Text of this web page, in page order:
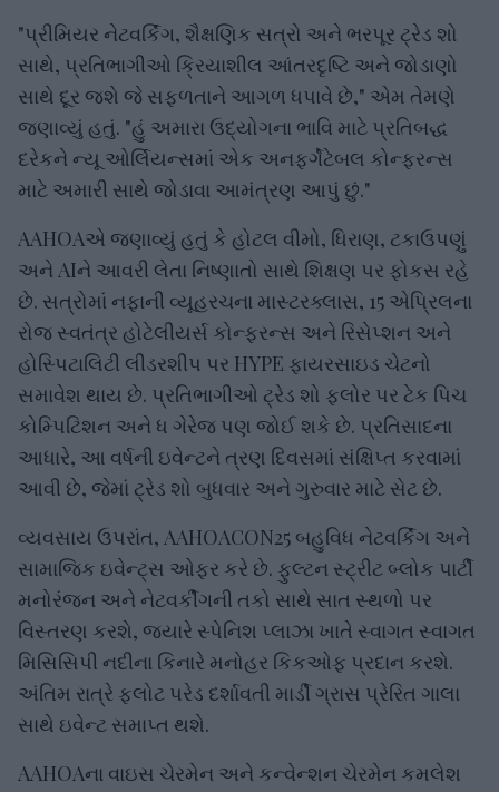
"પ્રીમિયર નેટવર્કિંગ, શૈક્ષણિક સત્રો અને ભરપૂર ટ્રેડ શો
સાથે, પ્રતિભાગીઓ ક્રિયાશીલ આંતરદૃષ્ટિ અને જોડાણો
સાથે દૂર જશે જે સફળતાને આગળ ધપાવે છે," એમ તેમણે
જણાવ્યું હતું. "હું અમારા ઉદ્યોગના ભાવિ માટે પ્રતિબદ્ધ
દરેકને ન્યૂ ઓર્લિયન્સમાં એક અનફર્ગેટેબલ કોન્ફરન્સ
માટે અમારી સાથે જોડાવા આમંત્રણ આપું છું."
AAHOAએ જણાવ્યું હતું કે હોટલ વીમો, ધિરાણ, ટકાઉપણું
અને AIને આવરી લેતા નિષ્ણાતો સાથે શિક્ષણ પર ફોકસ રહે
છે. સત્રોમાં નફાની વ્યૂહરચના માસ્ટરક્લાસ, 15 એપ્રિલના
રોજ સ્વતંત્ર હોટેલીયર્સ કોન્ફરન્સ અને રિસેપ્શન અને
હોસ્પિટાલિટી લીડરશીપ પર HYPE ફાયરસાઇડ ચેટનો
સમાવેશ થાય છે. પ્રતિભાગીઓ ટ્રેડ શો ફ્લોર પર ટેક પિચ
કોમ્પિટિશન અને ધ ગેરેજ પણ જોઈ શકે છે. પ્રતિસાદના
આધારે, આ વર્ષની ઇવેન્ટને ત્રણ દિવસમાં સંક્ષિપ્ત કરવામાં
આવી છે, જેમાં ટ્રેડ શો બુધવાર અને ગુરુવાર માટે સેટ છે.
વ્યવસાય ઉપરાંત, AAHOACON25 બહુવિધ નેટવર્કિંગ અને
સામાજિક ઇવેન્ટ્સ ઓફર કરે છે. ફુલ્ટન સ્ટ્રીટ બ્લોક પાર્ટી
મનોરંજન અને નેટવર્કીંગની તકો સાથે સાત સ્થળો પર
વિસ્તરણ કરશે, જ્યારે સ્પેનિશ પ્લાઝા ખાતે સ્વાગત સ્વાગત
મિસિસિપી નદીના કિનારે મનોહર કિકઓફ પ્રદાન કરશે.
અંતિમ રાત્રે ફ્લોટ પરેડ દર્શાવતી માર્ડી ગ્રાસ પ્રેરિત ગાલા
સાથે ઇવેન્ટ સમાપ્ત થશે.
AAHOAના વાઇસ ચેરમેન અને કન્વેન્શન ચેરમેન કમલેશ